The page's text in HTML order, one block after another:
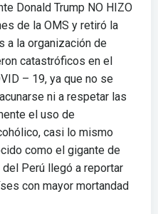
Donald Trump NO HIZO
de la OMS y retiró la
a la organización de
catastróficos en el
– 19, ya que no se
ni a respetar las
el uso de
casi lo mismo
como el gigante de
Perú llegó a reportar
con mayor mortandad